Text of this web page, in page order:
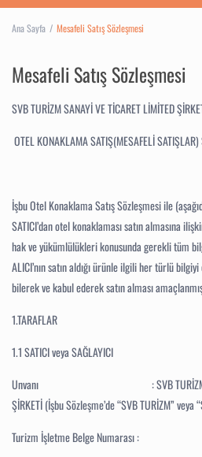
Ana Sayfa Mesafeli Satış Sözleşmesi
Mesafeli Satış Sözleşmesi
SVB TURİZM SANAYİ VE TİCARET LİMİTED
OTEL KONAKLAMA SATIŞ(MESAFELİ
İşbu Otel Konaklama Satış Sözleşmesi ile
SATICI’dan otel konaklaması satın almasına
hak ve yükümlülükleri konusunda gerekli tüm
ALICI’nın satın aldığı ürünle ilgili her türlü
bilerek ve kabul ederek satın alması
1.TARAFLAR
1.1 SATICI veya SAĞLAYICI
Unvanı :SVB
ŞİRKETİ (İşbu Sözleşme’de “SVB TURİZM” veya
Turizm İşletme Belge Numarası :